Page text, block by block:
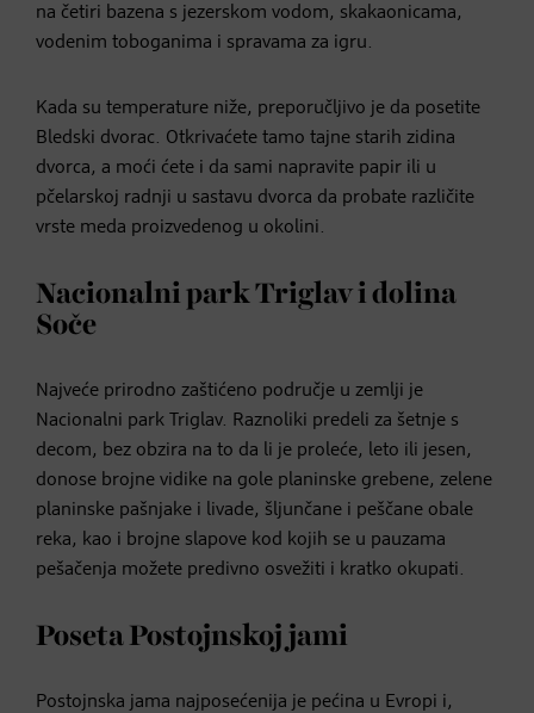
na četiri bazena s jezerskom vodom, skakaonicama,
vodenim toboganima i spravama za igru.
Kada su temperature niže, preporučljivo je da posetite
Bledski dvorac. Otkrivaćete tamo tajne starih zidina
dvorca, a moći ćete i da sami napravite papir ili u
pčelarskoj radnji u sastavu dvorca da probate različite
vrste meda proizvedenog u okolini.
Nacionalni park Triglav i dolina
Soče
Najveće prirodno zaštićeno područje u zemlji je
Nacionalni park Triglav. Raznoliki predeli za šetnje s
decom, bez obzira na to da li je proleće, leto ili jesen,
donose brojne vidike na gole planinske grebene, zelene
planinske pašnjake i livade, šljunčane i peščane obale
reka, kao i brojne slapove kod kojih se u pauzama
pešačenja možete predivno osvežiti i kratko okupati.
Poseta Postojnskoj jami
Postojnska jama najposećenija je pećina u Evropi i,